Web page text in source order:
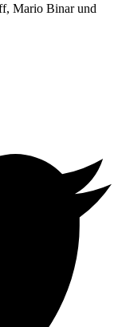
Mario Binar und